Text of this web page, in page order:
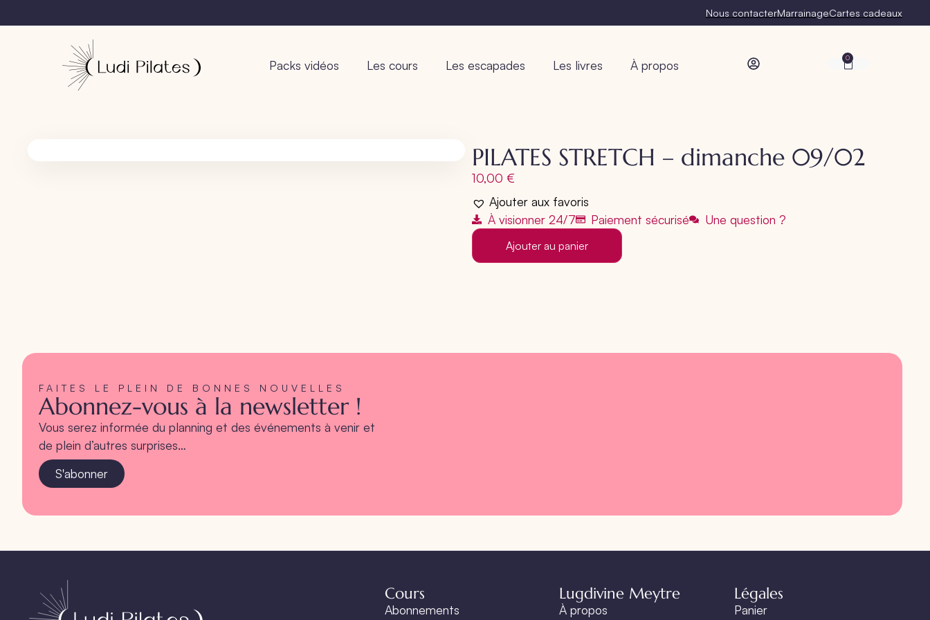
Nous contacterMarrainageCartes cadeaux
Packs vidéos Les cours Les escapades Les livres À propos 0
PILATES STRETCH – dimanche 09/02
10,00 €
Ajouter aux favoris
À visionner 24/7
Paiement sécurisé Une question ?
Ajouter au panier
FAITES LE PLEIN DE BONNES NOUVELLES
Abonnez-vous à la newsletter !
Vous serez informée du planning et des événements à venir et
de plein d’autres surprises…
S'abonner
Cours
Abonnements
Lugdivine Meytre
À propos
Légales
Panier